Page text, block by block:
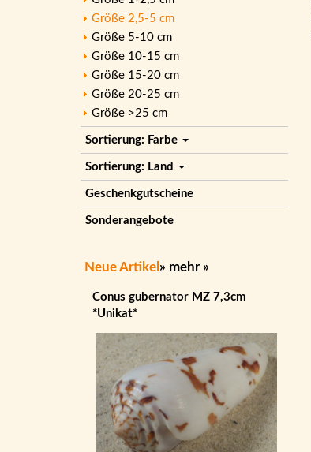
Größe 2,5-5 cm
Größe 5-10 cm
Größe 10-15 cm
Größe 15-20 cm
Größe 20-25 cm
Größe >25 cm
Sortierung: Farbe
Sortierung: Land
Geschenkgutscheine
Sonderangebote
Neue Artikel » mehr »
Conus gubernator MZ 7,3cm
*Unikat*